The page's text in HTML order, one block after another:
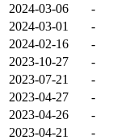
2024-03-06
-
2024-03-01
-
2024-02-16
-
2023-10-27
-
2023-07-21
-
2023-04-27
-
2023-04-26
-
2023-04-21
-